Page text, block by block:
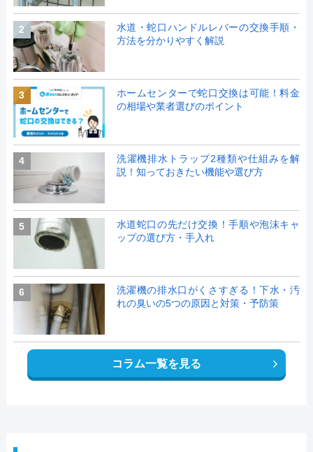
2
水道・蛇口ハンドルレバーの交換手順・
方法を分かりやすく解説
3
ホームセンターで蛇口交換は可能！料金
の相場や業者選びのポイント
4
洗濯機排水トラップ2種類や仕組みを解
説！知っておきたい機能や選び方
5
水道蛇口の先だけ交換！手順や泡沫キャ
ップの選び方・手入れ
6
洗濯機の排水口がくさすぎる！下水・汚
れの臭いの5つの原因と対策・予防策
コラム一覧を見る